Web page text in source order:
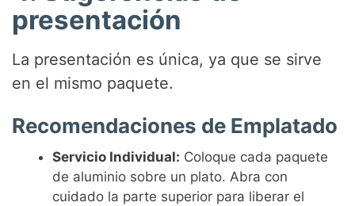
presentación
La presentación es única, ya que se sirve
en el mismo paquete.
Recomendaciones de Emplatado
Servicio Individual: Coloque cada paquete
de aluminio sobre un plato. Abra con
cuidado la parte superior para liberar el